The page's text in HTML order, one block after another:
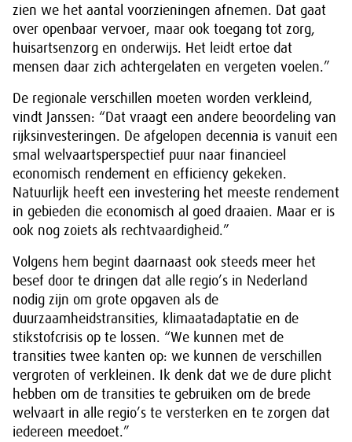
zien we het aantal voorzieningen afnemen. Dat gaat
over openbaar vervoer, maar ook toegang tot zorg,
huisartsenzorg en onderwijs. Het leidt ertoe dat
mensen daar zich achtergelaten en vergeten voelen.”
De regionale verschillen moeten worden verkleind,
vindt Janssen: “Dat vraagt een andere beoordeling van
rijksinvesteringen. De afgelopen decennia is vanuit een
smal welvaartsperspectief puur naar financieel
economisch rendement en efficiency gekeken.
Natuurlijk heeft een investering het meeste rendement
in gebieden die economisch al goed draaien. Maar er is
ook nog zoiets als rechtvaardigheid.”
Volgens hem begint daarnaast ook steeds meer het
besef door te dringen dat alle regio’s in Nederland
nodig zijn om grote opgaven als de
duurzaamheidstransities, klimaatadaptatie en de
stikstofcrisis op te lossen. “We kunnen met de
transities twee kanten op: we kunnen de verschillen
vergroten of verkleinen. Ik denk dat we de dure plicht
hebben om de transities te gebruiken om de brede
welvaart in alle regio’s te versterken en te zorgen dat
iedereen meedoet.”